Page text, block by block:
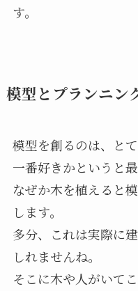
す。
模型とプランニン
模型を創るのは、と
一番好きかというと
なぜか木を植えると
します。
多分、これは実際に
しれませんね。
そこに木や人がいて